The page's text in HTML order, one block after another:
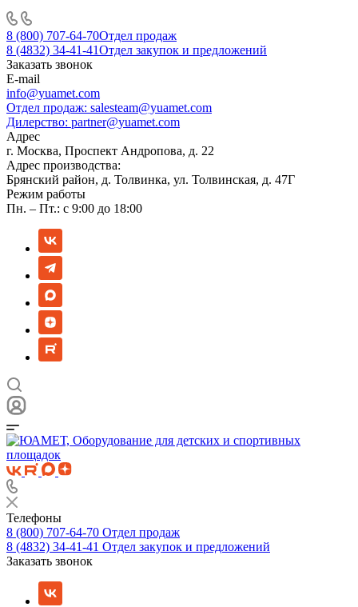
8 (800) 707-64-70Отдел продаж
8 (4832) 34-41-41Отдел закупок и предложений
Заказать звонок
E-mail
info@yuamet.com
Отдел продаж: salesteam@yuamet.com
Дилерство: partner@yuamet.com
Адрес
г. Москва, Проспект Андропова, д. 22
Адрес производства:
Брянский район, д. Толвинка, ул. Толвинская, д. 47Г
Режим работы
Пн. – Пт.: с 9:00 до 18:00
Телефоны
8 (800) 707-64-70 Отдел продаж
8 (4832) 34-41-41 Отдел закупок и предложений
Заказать звонок